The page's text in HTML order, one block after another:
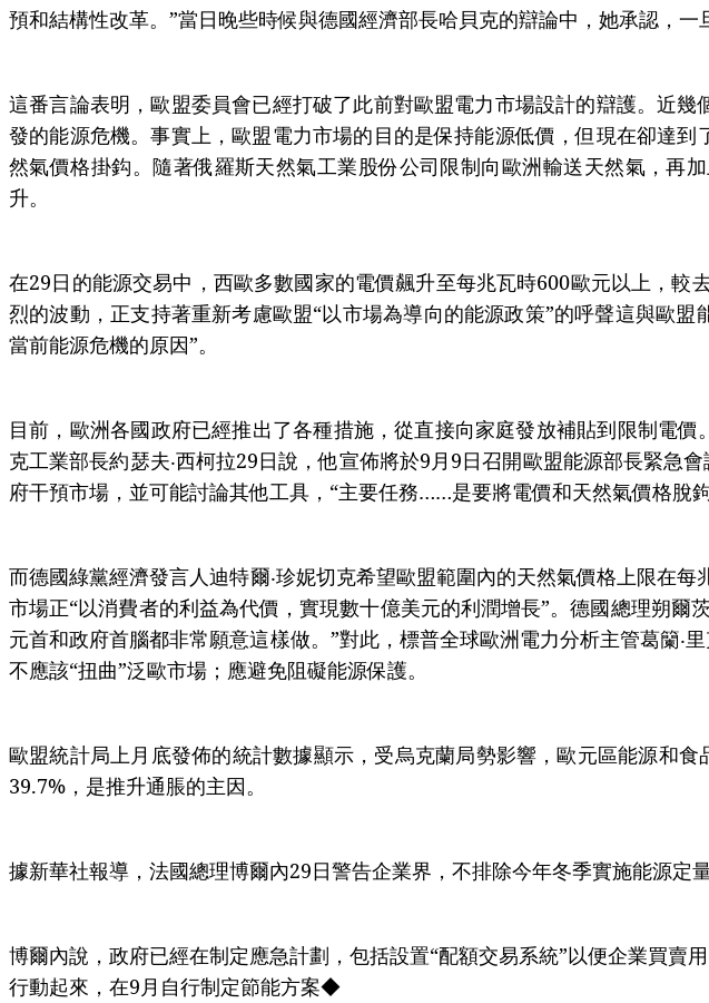
預和結構性改革。”當日晚些時候與德國經濟部長哈貝克的辯論中，她承認，一
這番言論表明，歐盟委員會已經打破了此前對歐盟電力市場設計的辯護。近
發的能源危機。事實上，歐盟電力市場的目的是保持能源低價，但現在卻達
然氣價格掛鈎。隨著俄羅斯天然氣工業股份公司限制向歐洲輸送天然氣，再
升。
在29日的能源交易中，西歐多數國家的電價飆升至每兆瓦時600歐元以上，
烈的波動，正支持著重新考慮歐盟“以市場為導向的能源政策”的呼聲這與歐
當前能源危機的原因”。
目前，歐洲各國政府已經推出了各種措施，從直接向家庭發放補貼到限制電
克工業部長約瑟夫‧西柯拉29日說，他宣佈將於9月9日召開歐盟能源部長緊急
府干預市場，並可能討論其他工具，“主要任務……是要將電價和天然氣價格脫鉤
而德國綠黨經濟發言人迪特爾‧珍妮切克希望歐盟範圍內的天然氣價格上限在
市場正“以消費者的利益為代價，實現數十億美元的利潤增長”。德國總理朔
元首和政府首腦都非常願意這樣做。”對此，標普全球歐洲電力分析主管葛籣‧
不應該“扭曲”泛歐市場；應避免阻礙能源保護。
歐盟統計局上月底發佈的統計數據顯示，受烏克蘭局勢影響，歐元區能源和
39.7%，是推升通脹的主因。
據新華社報導，法國總理博爾內29日警告企業界，不排除今年冬季實施能源定
博爾內說，政府已經在制定應急計劃，包括設置“配額交易系統”以便企業買賣
行動起來，在9月自行制定節能方案◆